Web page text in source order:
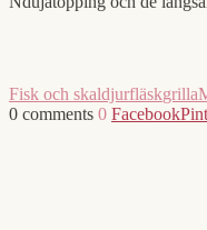
Fisk och skaldjurfläskgrilla
0 comments 0 Facebook